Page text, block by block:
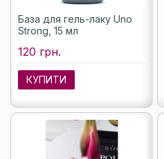
База для гель-лаку Uno
Strong, 15 мл
120 грн.
КУПИТИ